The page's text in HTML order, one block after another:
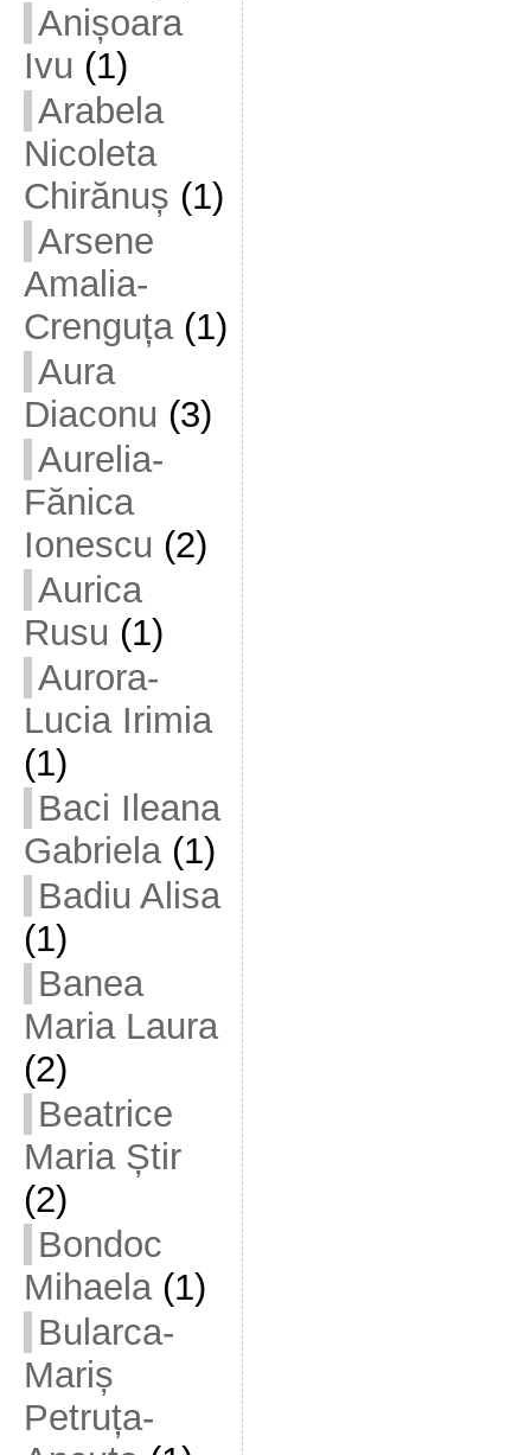
Anișoara
Ivu (1)
Arabela
Nicoleta
Chirănuș (1)
Arsene
Amalia-
Crenguța(1)
Aura
Diaconu (3)
Aurelia-
Fănica
Ionescu (2)
Aurica
Rusu (1)
Aurora-
Lucia Irimia
(1)
Baci Ileana
Gabriela(1)
Badiu Alisa
(1)
Banea
Maria Laura
(2)
Beatrice
Maria Știr
(2)
Bondoc
Mihaela(1)
Bularca-
Mariș
Petruța-